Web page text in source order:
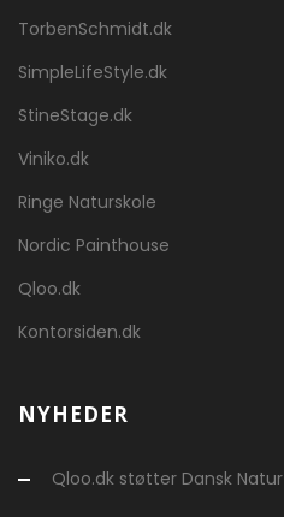
TorbenSchmidt.dk
SimpleLifeStyle.dk
StineStage.dk
Viniko.dk
Ringe Naturskole
Nordic Painthouse
Qloo.dk
Kontorsiden.dk
NYHEDER
Qloo.dk støtter Dansk Natur